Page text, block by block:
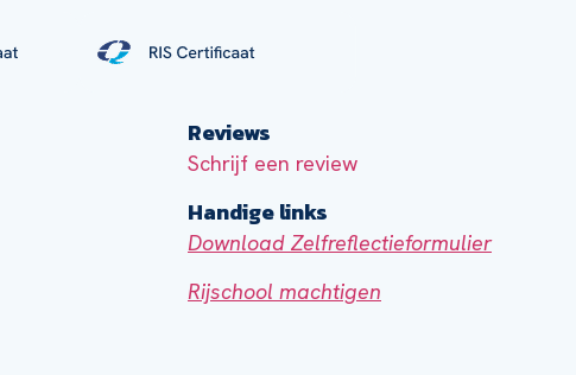
Reviews
Schrijf een review
Handige links
Download Zelfreflectieformulier
Rijschool machtigen